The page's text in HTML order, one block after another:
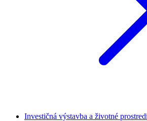
Investičná výstavba a životné